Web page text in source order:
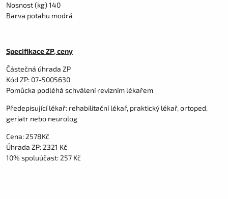
Nosnost (kg) 140
Barva potahu modrá
Specifikace ZP, ceny
Částečná úhrada ZP
Kód ZP: 07-5005630
Pomůcka podléhá schválení revizním lékařem
Předepisující lékař: rehabilitační lékař, praktický lékař, ortoped,
geriatr nebo neurolog
Cena: 2578Kč
Úhrada ZP: 2321 Kč
10% spoluúčast: 257 Kč